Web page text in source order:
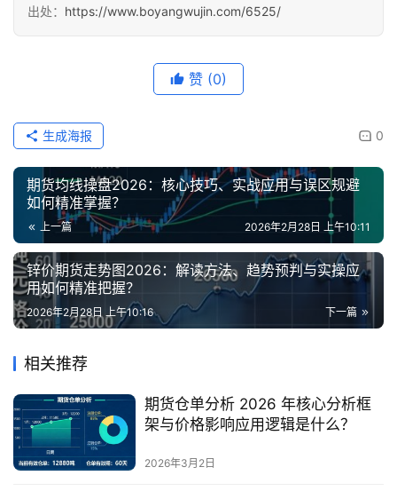
出处： https://www.boyangwujin.com/6525/
赞 (0)
0
生成海报
期货均线操盘2026：核心技巧、实战应用与误区规避
如何精准掌握？
上一篇 2026年2月28日 上午10:11
锌价期货走势图2026：解读方法、趋势预判与实操应
用如何精准把握？
下一篇
2026年2月28日 上午10:16
相关推荐
期货仓单分析 2026 年核心分析框
架与价格影响应用逻辑是什么？
2026年3月2日